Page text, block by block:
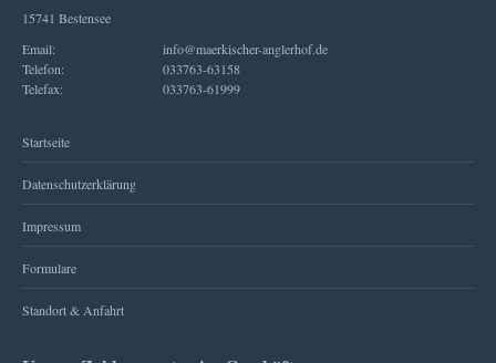
15741 Bestensee
Email:
info@maerkischer-anglerhof.de
Telefon:
033763-63158
Telefax:
033763-61999
Startseite
Datenschutzerklärung
Impressum
Formulare
Standort & Anfahrt